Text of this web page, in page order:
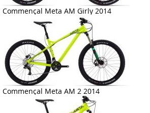
Commençal Meta AM Girly 2014
Commençal Meta AM 2 2014